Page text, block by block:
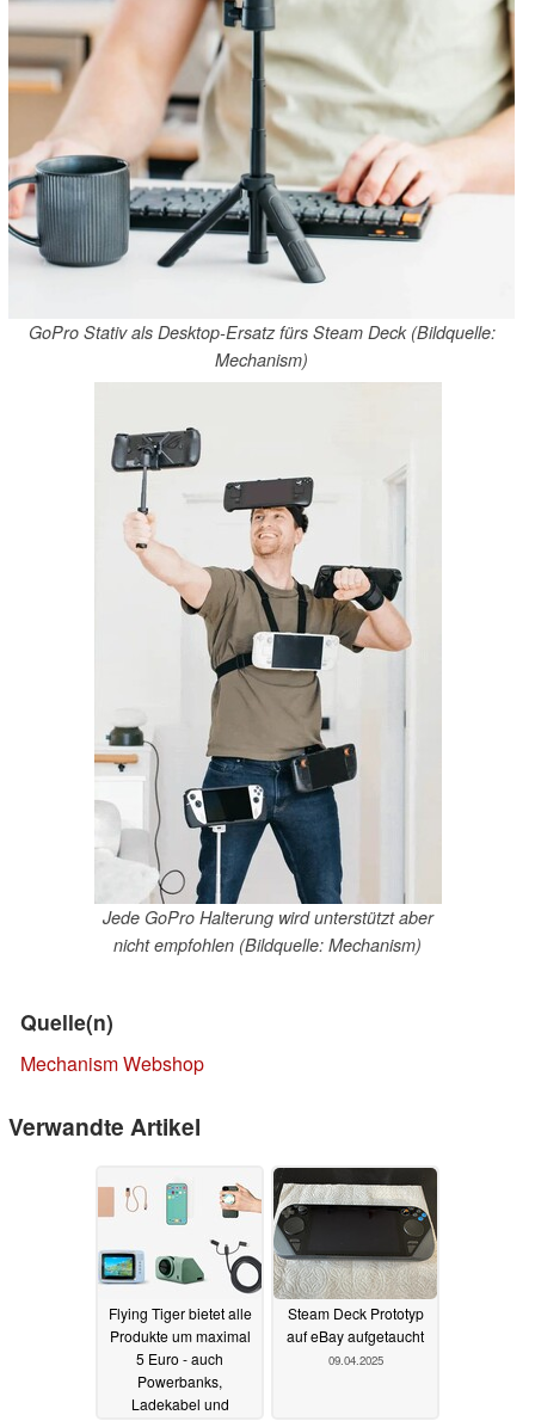
GoPro Stativ als Desktop-Ersatz fürs Steam Deck (Bildquelle:
Mechanism)
Jede GoPro Halterung wird unterstützt aber
nicht empfohlen (Bildquelle: Mechanism)
Quelle(n)
Mechanism Webshop
Verwandte Artikel
Flying Tiger bietet alle
Produkte um maximal
5 Euro - auch
Powerbanks,
Ladekabel und
Steam Deck Prototyp
auf eBay aufgetaucht
09.04.2025